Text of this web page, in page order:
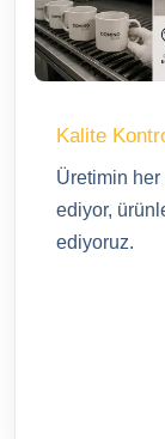
Kalite
Üretimin her
ediyor,
ediyoruz.